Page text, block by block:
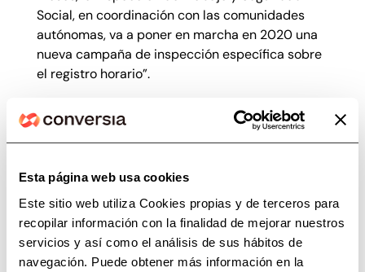
Esta página web usa cookies
Este sitio web utiliza Cookies propias y de terceros para
recopilar información con la finalidad de mejorar nuestros
servicios y así como el análisis de sus hábitos de
navegación. Puede obtener más información en la
Social, en coordinación con las comunidades
autónomas, va a poner en marcha en 2020 una
nueva campaña de inspección específica sobre
el registro horario”.
En el marco de esta nueva normativa, Conversia
ha incorporado al servicio de Protección de
Datos una herramienta de Gestión del Control
trata de un servicio añadido, sin coste adicional,
para garantizar al 100% el cumplimiento de la
norma por parte de los clientes. Conversia-
Intratime es una aplicación sencilla, fácil de
usar, robusta y fiable con la que las empresas